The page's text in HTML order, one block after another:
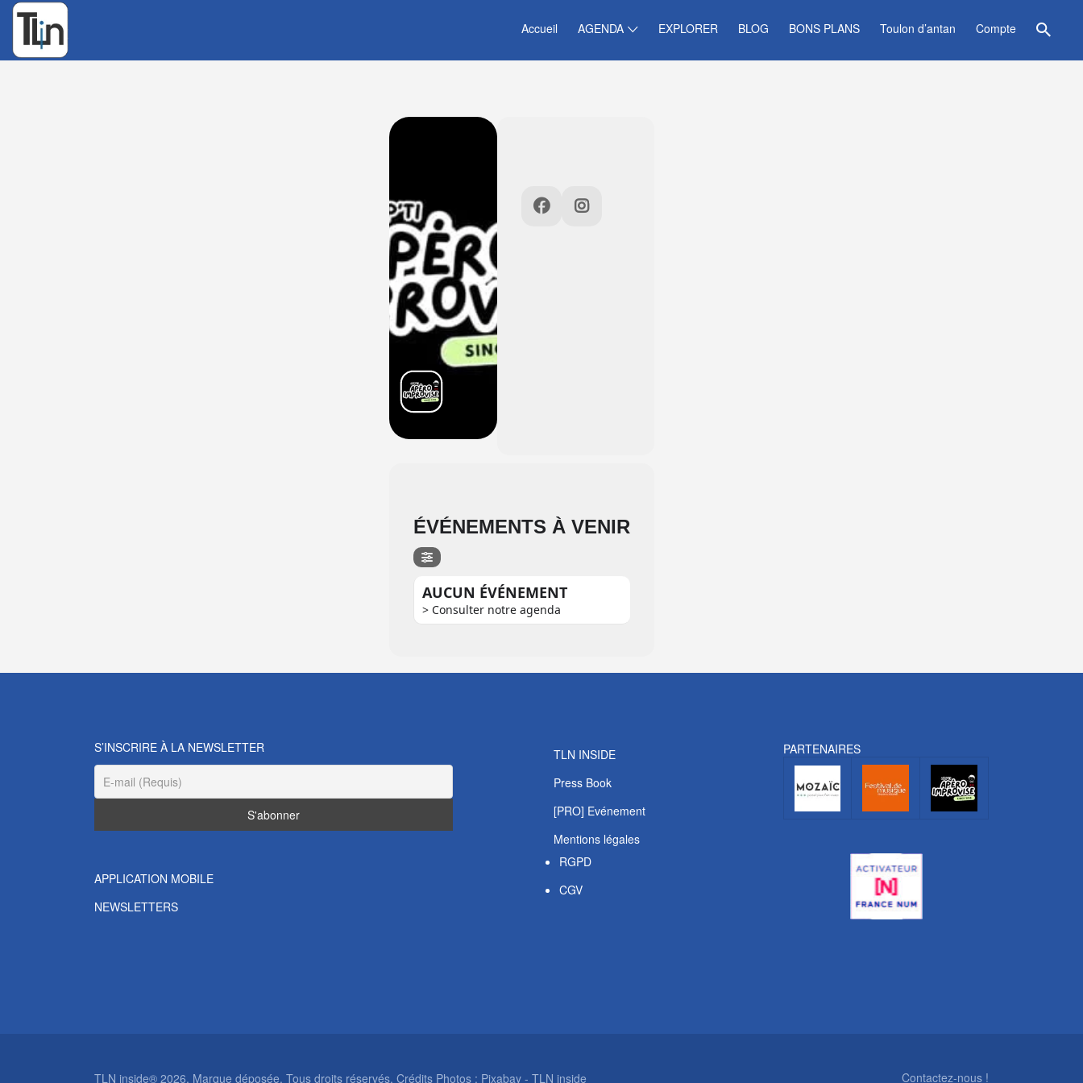
Accueil AGENDA EXPLORER BLOG BONS PLANS Toulon d’antan Compte
Rechercher
ÉVÉNEMENTS À VENIR
AUCUN ÉVÉNEMENT
> Consulter notre agenda
S’INSCRIRE À LA NEWSLETTER
APPLICATION MOBILE
NEWSLETTERS
TLN INSIDE
Press Book
[PRO] Evénement
Mentions légales
RGPD
CGV
PARTENAIRES
TLN inside® 2026. Marque déposée. Tous droits réservés. Crédits Photos : Pixabay - TLN inside Contactez-nous !